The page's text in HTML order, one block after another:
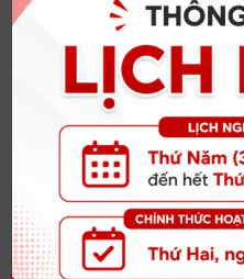
Máy bắt vít dùng
THÔNG SỐ KỸ
VÍT DÙNG PIN
Hãng sản xuất
Makita
Mã sản phẩm
Xuất xứ
Trung